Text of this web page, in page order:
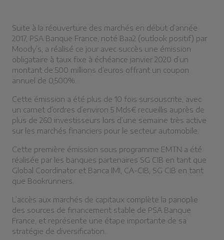
Suite à la réouverture des marchés en début d’année
2017, PSA Banque France, noté Baa2 (outlook positif) par
Moody’s, a réalisé ce jour avec succès une émission
obligataire à taux fixe à échéance janvier 2020 d’un
montant de 500 millions d’euros offrant un coupon
annuel de 0,500%.
Cette émission a été plus de 10 fois sursouscrite, avec
un carnet d’ordres d’environ 5 Mds€ recueillis auprès de
plus de 260 investisseurs lors d’une semaine très active
sur les marchés financiers pour le secteur automobile.
Cette première émission sous programme EMTN a été
réalisée par les banques partenaires SG CIB en tant que
Global Coordinator et Banca IMI, CA-CIB, SG CIB en tant
que Bookrunners.
L’accès aux marchés de capitaux complète la panoplie
des sources de financement stable de PSA Banque
France, et représente une étape importante de sa
stratégie de diversification.